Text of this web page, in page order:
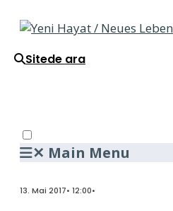
Sitede ara
✕ Main Menu
13. Mai 2017• 12:00•